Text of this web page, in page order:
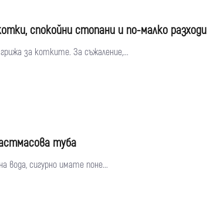
спокойни стопани и по-малко разходи
за котките. За съжаление,...
туба
вода, сигурно имате поне...